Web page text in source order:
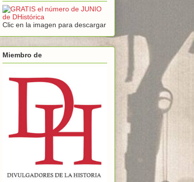
Clic en la imagen para descargar
Miembro de